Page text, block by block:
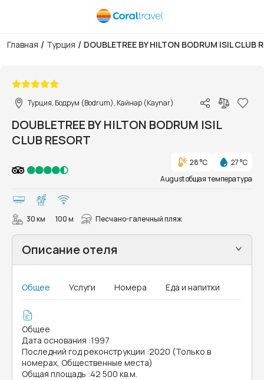
Главная / Турция / DOUBLETREE BY HILTON BODRUM ISIL CLUB
Турция, Бодрум (Bodrum), Кайнар (Kaynar)
DOUBLETREE BY HILTON BODRUM ISIL
CLUB RESORT
28 °C
27 °C
August общая температура
30 км 100 м Песчано-галечный пляж
Описание отеля
Общее Услуги Номера Еда и напитки
Общее
Дата основания :1997
Последний год реконструкции :2020 (Только в
номерах, Общественные места)
Общая площадь :42 500 кв.м.